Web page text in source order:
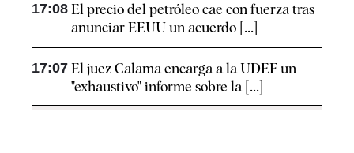
17:08 El precio del petróleo cae con fuerza tras
anunciar EEUU un acuerdo [...]
17:07 El juez Calama encarga a la UDEF un
"exhaustivo" informe sobre la [...]